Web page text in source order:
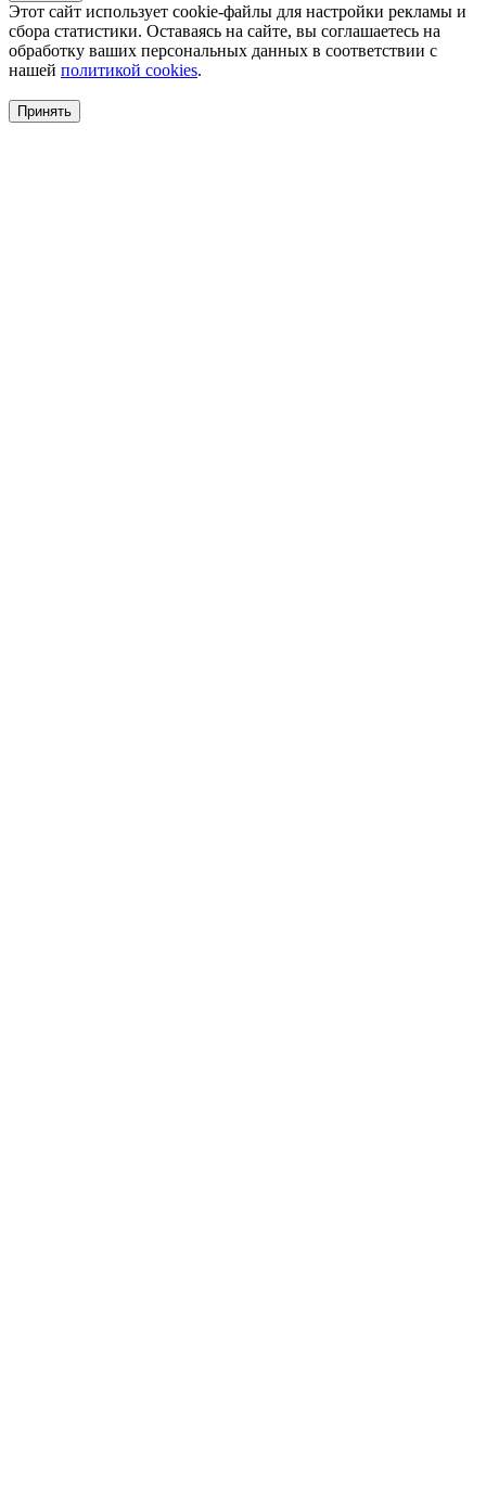
Этот сайт использует cookie-файлы для настройки рекламы и
сбора статистики. Оставаясь на сайте, вы соглашаетесь на
обработку ваших персональных данных в соответствии с
нашей политикой cookies.
Принять